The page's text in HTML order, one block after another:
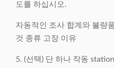
도를 하십시오.
자동적인 조사 합계와 불량
것 종류 고장 이유
5. (선택) 단 하나 작동